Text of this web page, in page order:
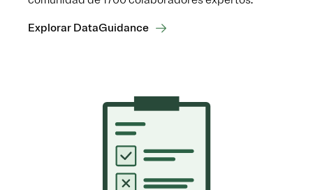
Explorar DataGuidance